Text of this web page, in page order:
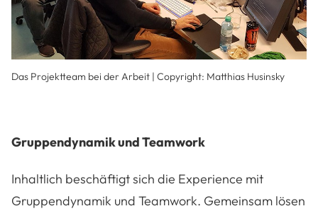
Das Projektteam bei der Arbeit | Copyright: Matthias Husinsky
Gruppendynamik und Teamwork
Inhaltlich beschäftigt sich die Experience mit
Gruppendynamik und Teamwork. Gemeinsam lösen